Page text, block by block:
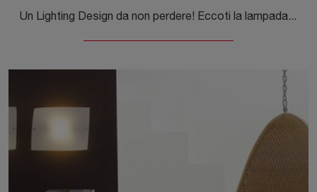
Un Lighting Design da non perdere! Eccoti la lampada da parete Gem di Foscarini.